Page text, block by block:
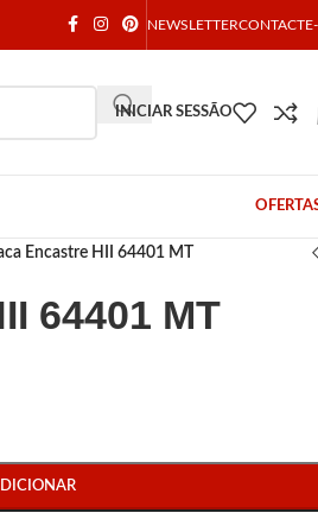
NEWSLETTER
INICIAR SESSÃO
Encastre HII 64401 MT
64401 MT